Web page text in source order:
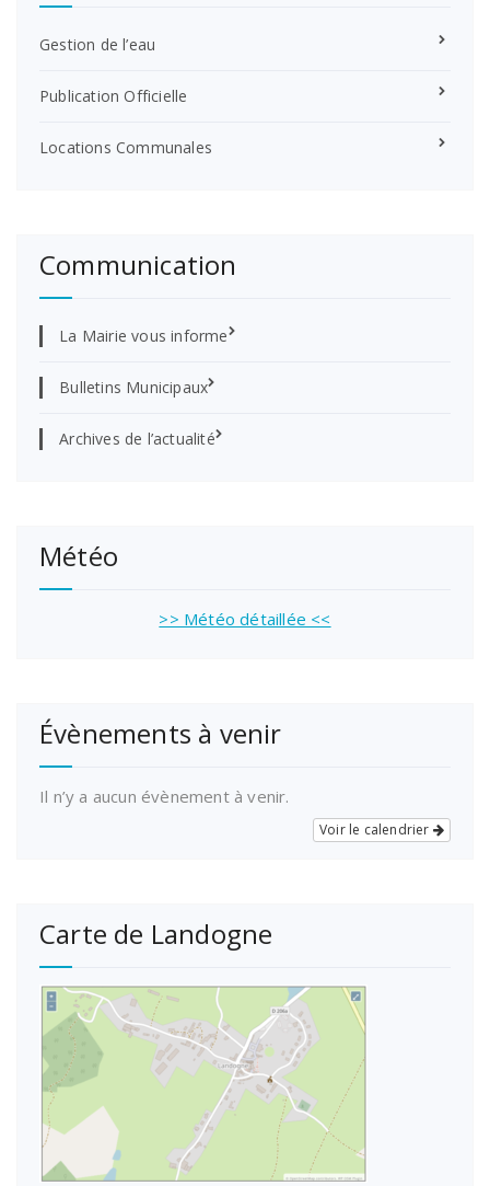
Gestion de l’eau
Publication Officielle
Locations Communales
Communication
La Mairie vous informe
Bulletins Municipaux
Archives de l’actualité
Météo
>> Météo détaillée <<
Évènements à venir
Il n’y a aucun évènement à venir.
Voir le calendrier
Carte de Landogne